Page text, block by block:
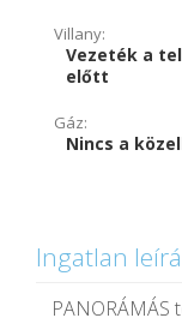
Villany:
Vezeték a
előtt
Gáz:
Nincs a
Ingatlan
PANORÁMÁS